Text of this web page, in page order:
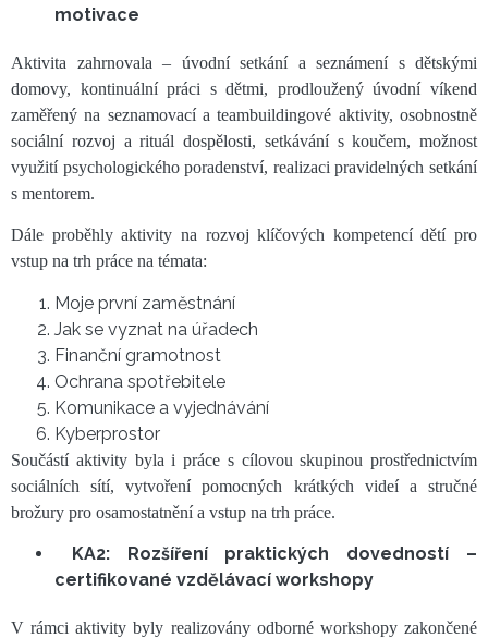
motivace
Aktivita zahrnovala – úvodní setkání a seznámení s dětskými
domovy, kontinuální práci s dětmi, prodloužený úvodní víkend
zaměřený na seznamovací a teambuildingové aktivity, osobnostně
sociální rozvoj a rituál dospělosti, setkávání s koučem, možnost
využití psychologického poradenství, realizaci pravidelných setkání
s mentorem.
Dále proběhly aktivity na rozvoj klíčových kompetencí dětí pro
vstup na trh práce na témata:
Moje první zaměstnání
Jak se vyznat na úřadech
Finanční gramotnost
Ochrana spotřebitele
Komunikace a vyjednávání
Kyberprostor
Součástí aktivity byla i práce s cílovou skupinou prostřednictvím
sociálních sítí, vytvoření pomocných krátkých videí a stručné
brožury pro osamostatnění a vstup na trh práce.
KA2: Rozšíření praktických dovedností –
certifikované vzdělávací workshopy
V rámci aktivity byly realizovány odborné workshopy zakončené